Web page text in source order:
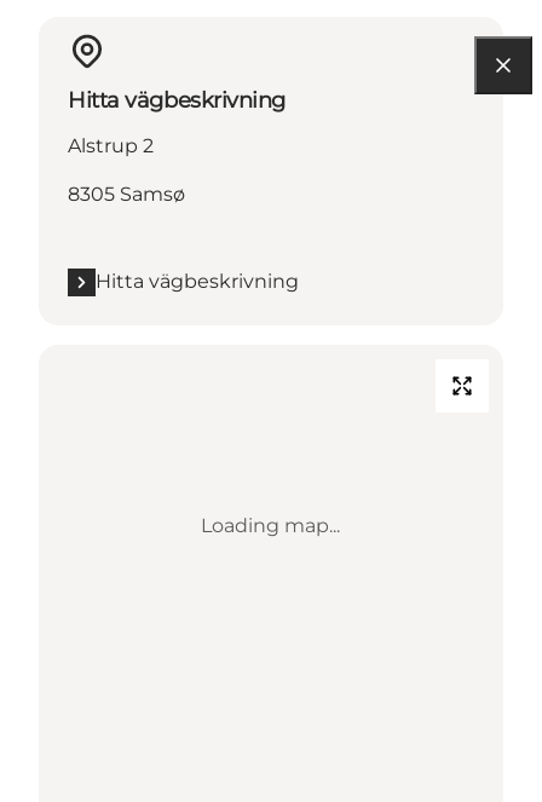
Hitta vägbeskrivning
Alstrup 2
8305 Samsø
Hitta vägbeskrivning
Loading map...